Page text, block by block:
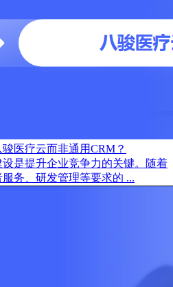
医疗云而非通用CRM？
是提升企业竞争力的关键。随着
务、研发管理等要求的 ...